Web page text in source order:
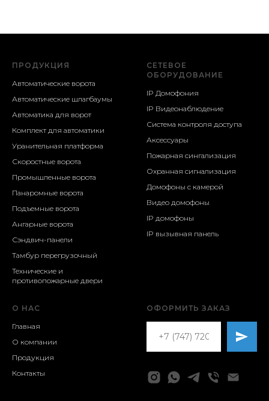
ПРОДУКЦИЯ
Автоматические ворота
Автоматические шлагбаумы
Автоматика для ворот
Комплект для автоматики
Уранительная платформа
Скоростные ворота
Промышленные ворота
Панаромные ворота
Подъемные ворота
Ангарные ворота
Сэндвич-панели
Тамбур перегрузочный
Технические и
противопожарные двери
СЕТЕВОЕ
ОБОРУДОВАНИЕ
IP Домофония
IP Видеонаблюдение
Система контроля доступа
Аксессуары
Пожарная сингализация
Охранная сигнализация
Домофоны с камерой
Видео домофоны
IP домофоны
IP вызывная панель
О НАС
Главная
О компании
Продукция
Контакты
ОФОРМИТЬ ЗАКАЗ